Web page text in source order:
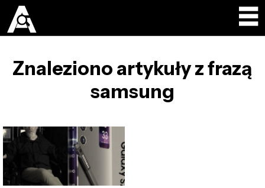
Znaleziono artykuły z frazą
samsung